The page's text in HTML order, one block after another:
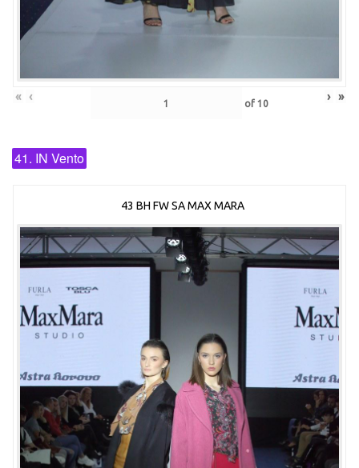
« ‹ of 10 › »
41. IN Vento
43 BH FW SA MAX MARA